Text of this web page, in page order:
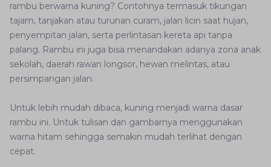
rambu berwarna kuning? Contohnya termasuk tikungan
tajam, tanjakan atau turunan curam, jalan licin saat hujan,
penyempitan jalan, serta perlintasan kereta api tanpa
palang. Rambu ini juga bisa menandakan adanya zona anak
sekolah, daerah rawan longsor, hewan melintas, atau
persimpangan jalan.
Untuk lebih mudah dibaca, kuning menjadi warna dasar
rambu ini. Untuk tulisan dan gambarnya menggunakan
warna hitam sehingga semakin mudah terlihat dengan
cepat.